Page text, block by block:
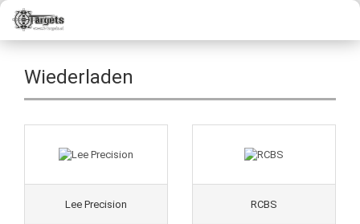
Wiederladen
Lee Precision RCBS